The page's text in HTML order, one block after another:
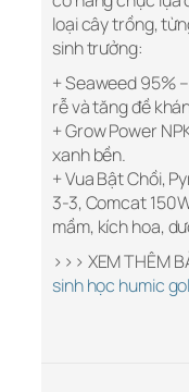
loại cây trồng,
sinh trưởng:
+ Seaweed 95%
rễ và tăng đề
+ Grow Power
xanh bền.
+ Vua Bật Chồi,
3-3, Comcat
mầm, kích hoa,
>>> XEM THÊM
sinh học humic